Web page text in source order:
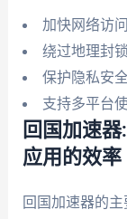
加快网络访
绕过地理封
保护隐私安
支持多平台
回国加速
应用的效率
回国加速器的